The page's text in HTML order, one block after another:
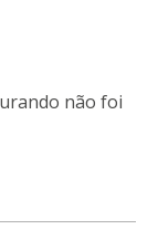
não foi